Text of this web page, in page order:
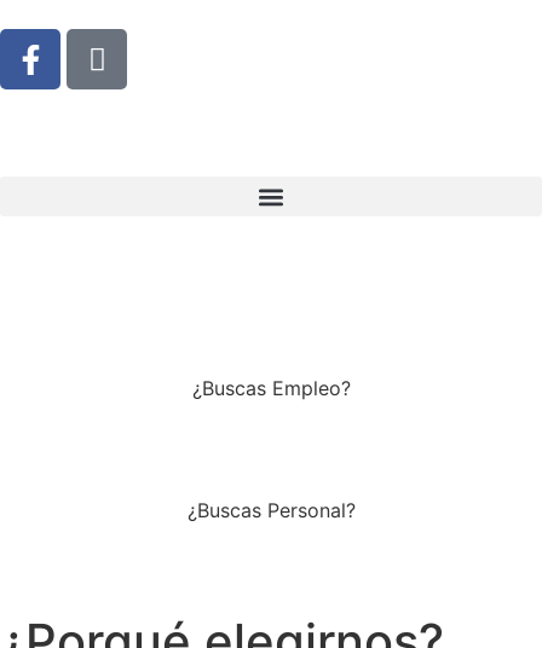
¿Buscas Empleo?
¿Buscas Personal?